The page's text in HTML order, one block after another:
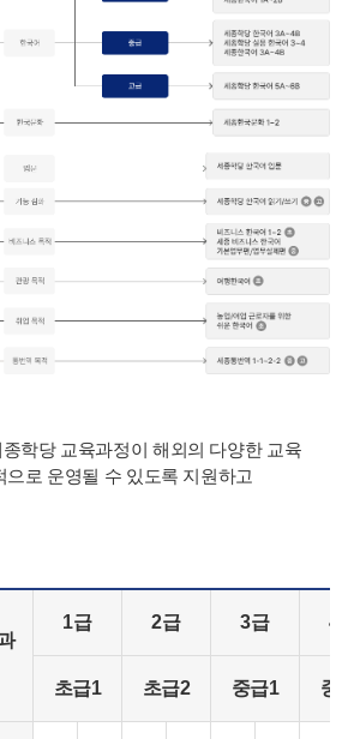
학당 교육과정이 해외의 다양한 교육
으로 운영될 수 있도록 지원하고
1급 2급 3급 4
초급1 초급2 중급1 중